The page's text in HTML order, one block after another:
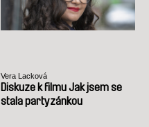
Vera Lacková
Diskuze k filmu Jak jsem se
stala partyzánkou